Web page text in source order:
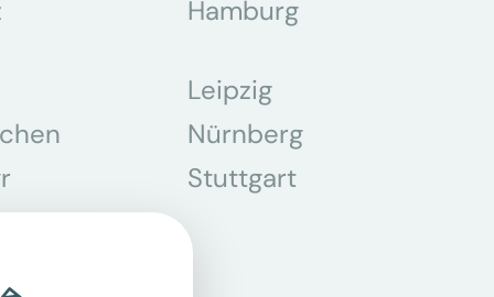
Hamburg
Leipzig
Nürnberg
Stuttgart